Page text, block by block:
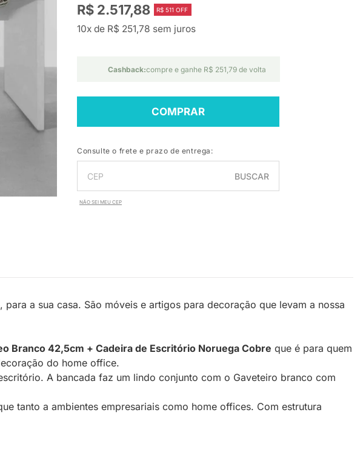
R$ 2.517,88 R$ 511 OFF
10x de R$ 251,78 sem juros
Cashback:compre e ganhe R$ 251,79 de volta
COMPRAR
Consulte o frete e prazo de entrega:
BUSCAR
NÃO SEI MEU CEP
a sua casa. São móveis e artigos para decoração que levam a nossa
Branco 42,5cm + Cadeira de Escritório Noruega Cobre que é para quem
do home office.
A bancada faz um lindo conjunto com o Gaveteiro branco com
tanto a ambientes empresariais como home offices. Com estrutura